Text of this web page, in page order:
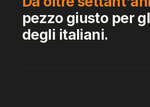
pezzo giusto per
degli italiani.